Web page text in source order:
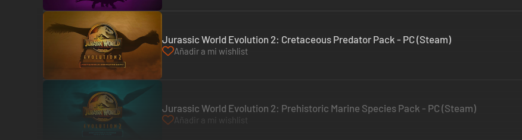
Jurassic World Evolution 2: Cretaceous Predator Pack - PC (Steam)
Añadir a mi wishlist
Jurassic World Evolution 2: Prehistoric Marine Species Pack - PC (Steam)
Añadir a mi wishlist